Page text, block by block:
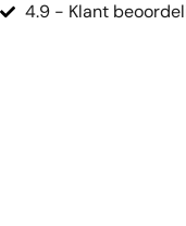
4.9 - Klant